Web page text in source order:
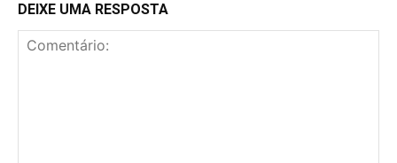
DEIXE UMA RESPOSTA